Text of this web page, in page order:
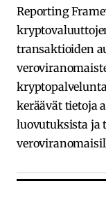
Reporting
transaktioiden
keräävät tietoja
luovutuksista ja